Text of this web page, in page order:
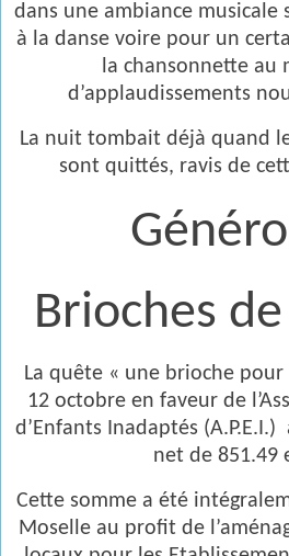
dans une ambiance musicale
à la danse voire pour un
la chansonnette au
d’applaudissements
La nuit tombait déjà quand
sont quittés, ravis de
Brioches
La quête « une brioche
12 octobre en faveur de
d’Enfants Inadaptés
net de 851.49
Cette somme a été
Moselle au profit de